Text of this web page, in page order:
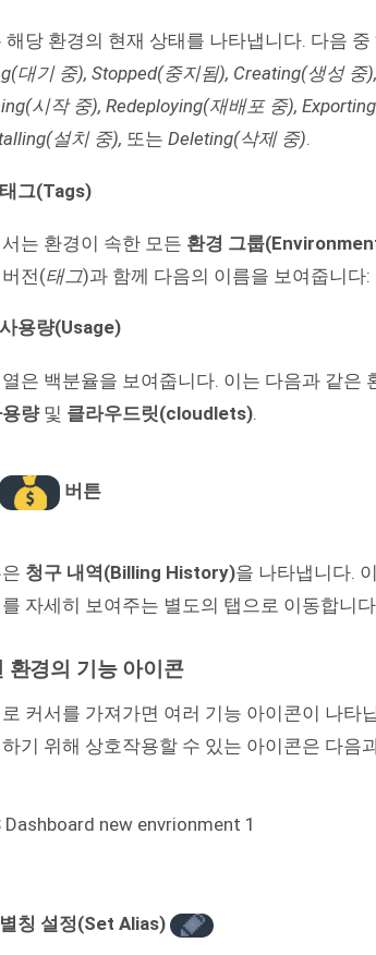
해당 환경의 현재 상태를 나타냅니다. 다음
대기 중), Stopped(중지됨), Creating(생성 중
시작 중), Redeploying(재배포 중),
설치 중), 또는 Deleting(삭제 중).
태그(Tags)
는 환경이 속한 모든 환경 그룹
전(태그)과 함께 다음의 이름을 보여줍니다:
사용량(Usage)
은 백분율을 보여줍니다. 이는 다음과 같은
량및 클라우드릿(cloudlets)
버튼
청구 내역(Billing History)을 나타냅니다.
자세히 보여주는 별도의 탭으로 이동합니
환경의 기능 아이콘
커서를 가져가면 여러 기능 아이콘이 나타
기 위해 상호작용할 수 있는 아이콘은 다음
별칭 설정(Set Alias)